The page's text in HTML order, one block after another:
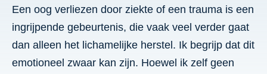
Een oog verliezen door ziekte of een trauma is een
ingrijpende gebeurtenis, die vaak veel verder gaat
dan alleen het lichamelijke herstel. Ik begrijp dat dit
emotioneel zwaar kan zijn. Hoewel ik zelf geen